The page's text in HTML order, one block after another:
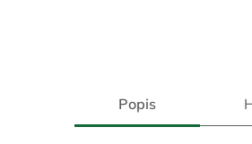
Popis